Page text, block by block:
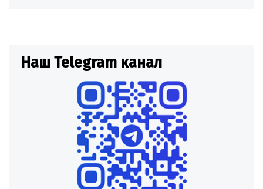
Наш Telegram канал